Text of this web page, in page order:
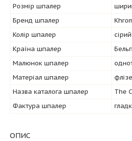
Розмір шпалер
Бренд шпалер
Колір шпалер
сірий
Країна шпалер
Малюнок шпалер
Матеріал шпалер
Назва каталога шпалер
The
Фактура шпалер
ОПИС